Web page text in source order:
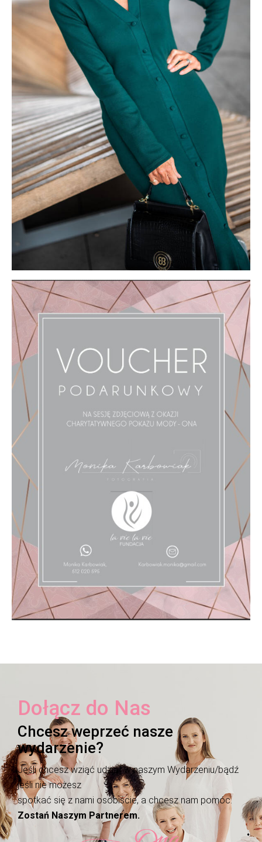
Dołącz do Nas
Chcesz weprzeć nasze
wydarzenie?
Jeśli chcesz wziąć udział w naszym Wydarzeniu/bądź
jeśli nie możesz
spotkać się z nami osobiście, a chcesz nam pomóc.
Zostań Naszym Partnerem.